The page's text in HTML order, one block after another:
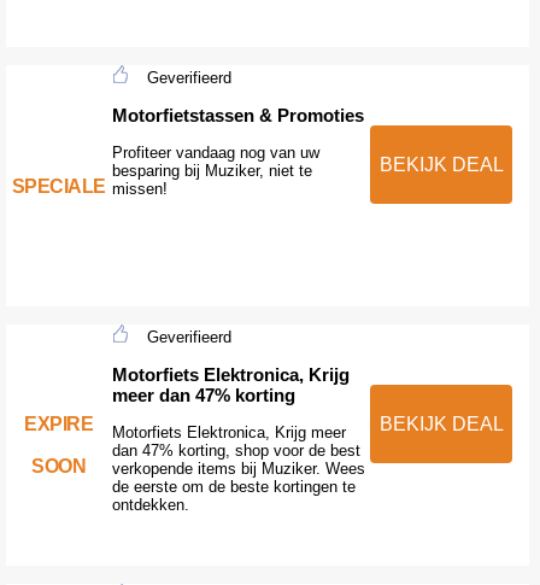
SPECIALE
Geverifieerd
Motorfietstassen & Promoties
Profiteer vandaag nog van uw
besparing bij Muziker, niet te
missen!
BEKIJK DEAL
EXPIRE
SOON
Geverifieerd
Motorfiets Elektronica, Krijg
meer dan 47% korting
Motorfiets Elektronica, Krijg meer
dan 47% korting, shop voor de best
verkopende items bij Muziker. Wees
de eerste om de beste kortingen te
ontdekken.
BEKIJK DEAL